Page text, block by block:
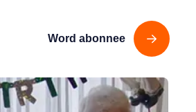
Word abonnee